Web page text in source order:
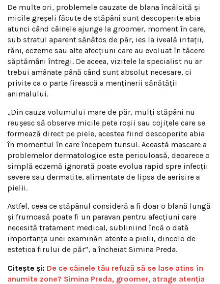
De multe ori, problemele cauzate de blana încâlcită și
micile greșeli făcute de stăpâni sunt descoperite abia
atunci când câinele ajunge la groomer, moment în care,
sub stratul aparent sănătos de păr, ies la iveală iritații,
răni, eczeme sau alte afecțiuni care au evoluat în tăcere
săptămâni întregi. De aceea, vizitele la specialist nu ar
trebui amânate până când sunt absolut necesare, ci
privite ca o parte firească a menținerii sănătății
animalului.
„Din cauza volumului mare de păr, mulți stăpâni nu
reușesc să observe micile pete roșii sau cojițele care se
formează direct pe piele, acestea fiind descoperite abia
în momentul în care începem tunsul. Această mascare a
problemelor dermatologice este periculoasă, deoarece o
simplă eczemă ignorată poate evolua rapid spre infecții
severe sau dermatite, alimentate de lipsa de aerisire a
pielii.
Astfel, ceea ce stăpânul consideră a fi doar o blană lungă
și frumoasă poate fi un paravan pentru afecțiuni care
necesită tratament medical, subliniind încă o dată
importanța unei examinări atente a pielii, dincolo de
estetica firului de păr”, a încheiat Simina Preda.
Citește și: De ce câinele tău refuză să se lase atins în
anumite zone? Simina Preda, groomer, atrage atenția